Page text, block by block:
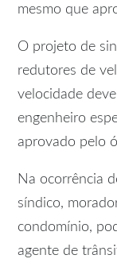
mesmo que
O projeto de
redutores de
velocidade
engenheiro
aprovado pelo
Na ocorrência
síndico,
condomínio,
agente de